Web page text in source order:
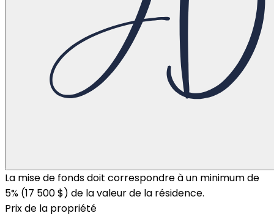
La mise de fonds doit correspondre à un minimum de
5% (17 500 $) de la valeur de la résidence.
Prix de la propriété